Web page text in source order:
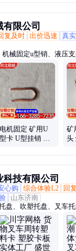
限公司
复及时 出价迅速
真
机械固定u型销、液压
电机固定 矿用U
型卡 U型挂销 抗
矿
头
技有限公司
心购 综合体验L2
回
山东济南
盘、吹塑托盘、叉车
九脚网格塑料托盘、
川字平板塑料托盘、
吹塑托盘、折叠周转筐